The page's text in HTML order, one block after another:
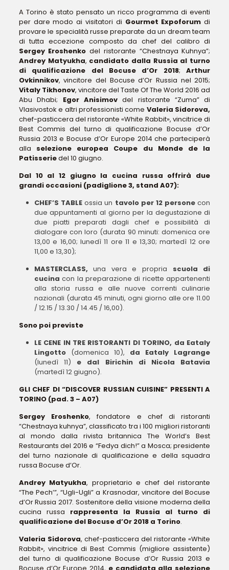
A Torino è stato pensato un ricco programma di eventi
per dare modo ai visitatori di Gourmet Expoforum di
provare le specialità russe preparate da un dream team
di tutta eccezione composto da chef del calibro di
Sergey Eroshenko del ristorante “Chestnaya Kuhnya”;
Andrey Matyukha, candidato dalla Russia al turno
di qualificazione del Bocuse d’Or 2018;Arthur
Ovkinnikov, vincitore del Bocuse d’Or Russia nel 2015;
Vitaly Tikhonov, vincitore del Taste Of The World 2016 ad
Abu Dhabi; Egor Anisimovdel ristorante “Zuma” di
Vlasivostok e altri professionisti come Valeria Sidorova,
chef-pasticcera del ristorante «White Rabbit», vincitrice di
Best Commis del turno di qualificazione Bocuse d’Or
Russia 2013 e Bocuse d’Or Europe 2014 che parteciperà
alla selezione europea Coupe du Monde de la
Patisseriedel 10 giugno.
Dal 10 al 12 giugno la cucina russa offrirà due
grandi occasioni (padiglione 3, stand A07):
CHEF’S TABLEossia un tavolo per 12 persone con
due appuntamenti al giorno per la degustazione di
due piatti preparati dagli chef e possibilità di
dialogare con loro (durata 90 minuti: domenica ore
13,00 e 16,00; lunedì 11 ore 11 e 13,30; martedì 12 ore
11,00 e 13,30);
MASTERCLASS,una vera e propria scuola di
cucina con la preparazione di ricette appartenenti
alla storia russa e alle nuove correnti culinarie
nazionali (durata 45 minuti, ogni giorno alle ore 11.00
/ 12.15 / 13.30 / 14.45 / 16,00).
Sono poi previste
LE CENE IN TRE RISTORANTI DI TORINO, da Eataly
Lingotto (domenica 10), da Eataly Lagrange
(lunedì 11) e dal Birichin di Nicola Batavia
(martedì 12 giugno).
GLI CHEF DI “DISCOVER RUSSIAN CUISINE” PRESENTI A
TORINO (pad. 3 – A07)
Sergey Eroshenko, fondatore e chef di ristoranti
“Chestnaya kuhnya”, classificato tra i 100 migliori ristoranti
al mondo dalla rivista britannica The World’s Best
Restaurants del 2016 e “Fedya dich!” a Mosca; presidente
del turno nazionale di qualificazione e della squadra
russa Bocuse d’Or.
Andrey Matyukha, proprietario e chef del ristorante
“The Pech’”, “Ugli-Ugli” a Krasnodar, vincitore del Bocuse
d’Or Russia 2017. Sostenitore della visione moderna della
cucina russa rappresenta la Russia al turno di
qualificazione del Bocuse d’Or 2018 a Torino.
Valeria Sidorova, chef-pasticcera del ristorante «White
Rabbit», vincitrice di Best Commis (migliore assistente)
del turno di qualificazione Bocuse d’Or Russia 2013 e